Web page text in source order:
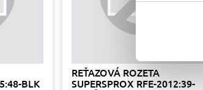
BLK
REŤAZOVÁ ROZETA
SUPERSPROX RFE-2012:39-